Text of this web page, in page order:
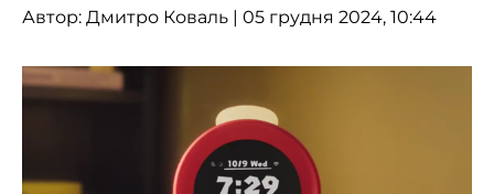
Автор: Дмитро Коваль | 05 грудня 2024, 10:44